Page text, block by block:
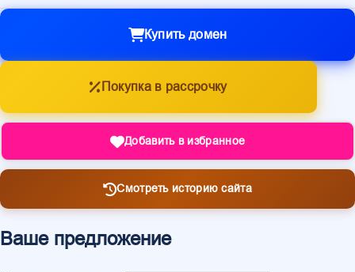
Купить домен
Покупка в рассрочку
Добавить в избранное
Смотреть историю сайта
Ваше предложение